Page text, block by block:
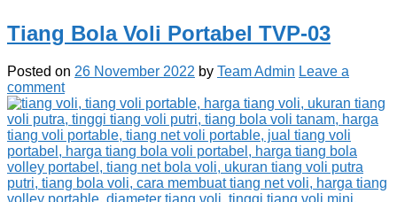
Tiang Bola Voli Portabel TVP-03
Posted on 26 November 2022 by Team Admin Leave a
comment